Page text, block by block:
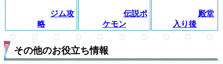
ジム攻
略
伝説ポ
ケモン
殿堂
入り後
その他のお役立ち情報